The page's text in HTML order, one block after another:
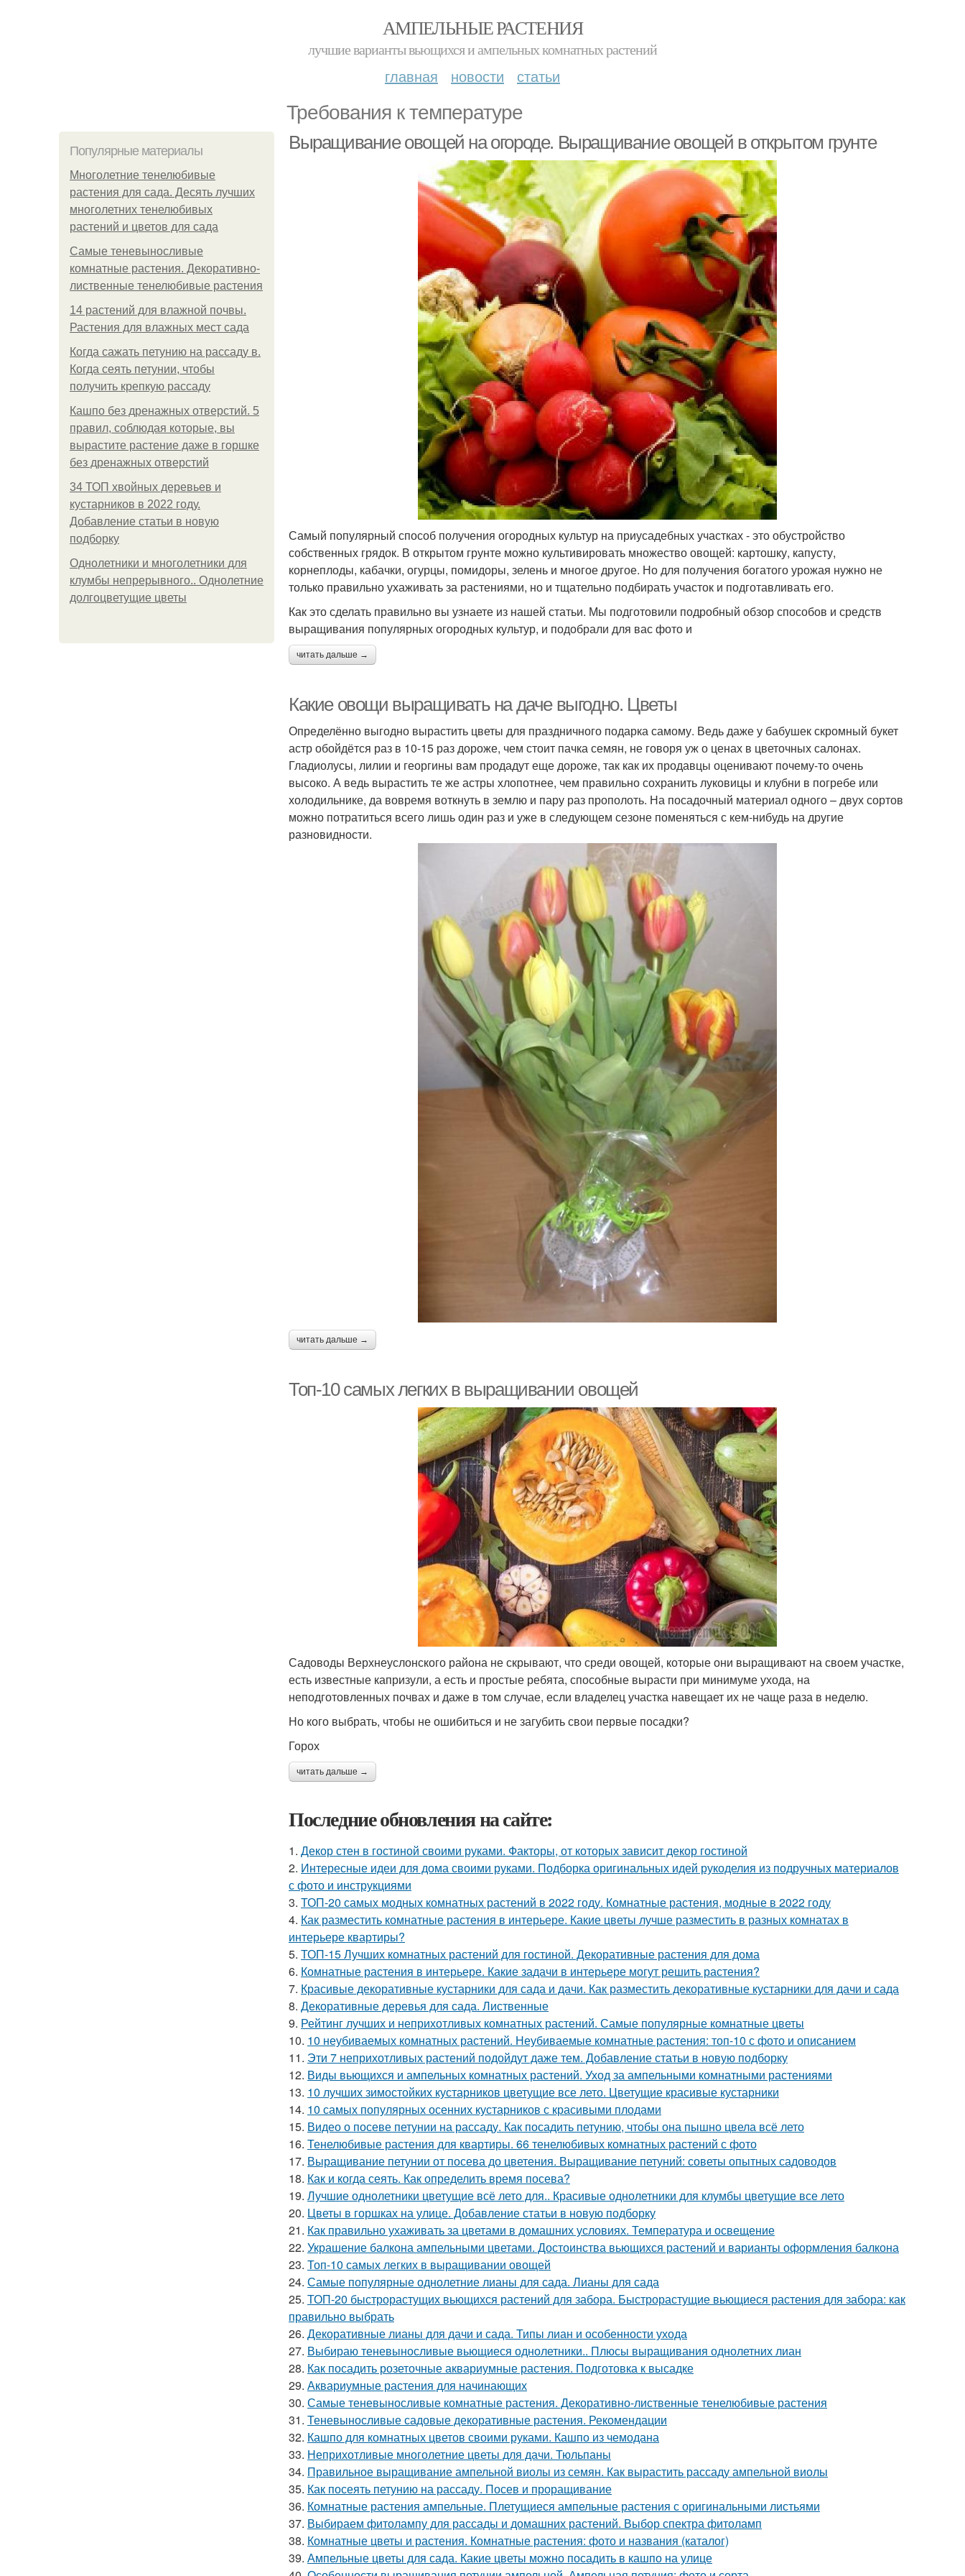
АМПЕЛЬНЫЕ РАСТЕНИЯ
лучшие варианты вьющихся и ампельных комнатных растений
главная новости статьи
Требования к температуре
Популярные материалы
Многолетние тенелюбивые
растения для сада. Десять лучших
многолетних тенелюбивых
растений и цветов для сада
Самые теневыносливые
комнатные растения. Декоративно-
лиственные тенелюбивые растения
14 растений для влажной почвы.
Растения для влажных мест сада
Когда сажать петунию на рассаду в.
Когда сеять петунии, чтобы
получить крепкую рассаду
Кашпо без дренажных отверстий. 5
правил, соблюдая которые, вы
вырастите растение даже в горшке
без дренажных отверстий
34 ТОП хвойных деревьев и
кустарников в 2022 году.
Добавление статьи в новую
подборку
Однолетники и многолетники для
клумбы непрерывного.. Однолетние
долгоцветущие цветы
Выращивание овощей на огороде. Выращивание овощей в открытом грунте
Самый популярный способ получения огородных культур на приусадебных участках - это обустройство
собственных грядок. В открытом грунте можно культивировать множество овощей: картошку, капусту,
корнеплоды, кабачки, огурцы, помидоры, зелень и многое другое. Но для получения богатого урожая нужно не
только правильно ухаживать за растениями, но и тщательно подбирать участок и подготавливать его.
Как это сделать правильно вы узнаете из нашей статьи. Мы подготовили подробный обзор способов и средств
выращивания популярных огородных культур, и подобрали для вас фото и
читать дальше →
Какие овощи выращивать на даче выгодно. Цветы
Определённо выгодно вырастить цветы для праздничного подарка самому. Ведь даже у бабушек скромный букет
астр обойдётся раз в 10-15 раз дороже, чем стоит пачка семян, не говоря уж о ценах в цветочных салонах.
Гладиолусы, лилии и георгины вам продадут еще дороже, так как их продавцы оценивают почему-то очень
высоко. А ведь вырастить те же астры хлопотнее, чем правильно сохранить луковицы и клубни в погребе или
холодильнике, да вовремя воткнуть в землю и пару раз прополоть. На посадочный материал одного – двух сортов
можно потратиться всего лишь один раз и уже в следующем сезоне поменяться с кем-нибудь на другие
разновидности.
читать дальше →
Топ-10 самых легких в выращивании овощей
Садоводы Верхнеуслонского района не скрывают, что среди овощей, которые они выращивают на своем участке,
есть известные капризули, а есть и простые ребята, способные вырасти при минимуме ухода, на
неподготовленных почвах и даже в том случае, если владелец участка навещает их не чаще раза в неделю.
Но кого выбрать, чтобы не ошибиться и не загубить свои первые посадки?
Горох
читать дальше →
Последние обновления на сайте:
1. Декор стен в гостиной своими руками. Факторы, от которых зависит декор гостиной
2. Интересные идеи для дома своими руками. Подборка оригинальных идей рукоделия из подручных материалов
с фото и инструкциями
3. ТОП-20 самых модных комнатных растений в 2022 году. Комнатные растения, модные в 2022 году
4. Как разместить комнатные растения в интерьере. Какие цветы лучше разместить в разных комнатах в
интерьере квартиры?
5. ТОП-15 Лучших комнатных растений для гостиной. Декоративные растения для дома
6. Комнатные растения в интерьере. Какие задачи в интерьере могут решить растения?
7. Красивые декоративные кустарники для сада и дачи. Как разместить декоративные кустарники для дачи и сада
8. Декоративные деревья для сада. Лиственные
9. Рейтинг лучших и неприхотливых комнатных растений. Самые популярные комнатные цветы
10. 10 неубиваемых комнатных растений. Неубиваемые комнатные растения: топ-10 с фото и описанием
11. Эти 7 неприхотливых растений подойдут даже тем. Добавление статьи в новую подборку
12. Виды вьющихся и ампельных комнатных растений. Уход за ампельными комнатными растениями
13. 10 лучших зимостойких кустарников цветущие все лето. Цветущие красивые кустарники
14. 10 самых популярных осенних кустарников с красивыми плодами
15. Видео о посеве петунии на рассаду. Как посадить петунию, чтобы она пышно цвела всё лето
16. Тенелюбивые растения для квартиры. 66 тенелюбивых комнатных растений с фото
17. Выращивание петунии от посева до цветения. Выращивание петуний: советы опытных садоводов
18. Как и когда сеять. Как определить время посева?
19. Лучшие однолетники цветущие всё лето для.. Красивые однолетники для клумбы цветущие все лето
20. Цветы в горшках на улице. Добавление статьи в новую подборку
21. Как правильно ухаживать за цветами в домашних условиях. Температура и освещение
22. Украшение балкона ампельными цветами. Достоинства вьющихся растений и варианты оформления балкона
23. Топ-10 самых легких в выращивании овощей
24. Самые популярные однолетние лианы для сада. Лианы для сада
25. ТОП-20 быстрорастущих вьющихся растений для забора. Быстрорастущие вьющиеся растения для забора: как
правильно выбрать
26. Декоративные лианы для дачи и сада. Типы лиан и особенности ухода
27. Выбираю теневыносливые вьющиеся однолетники.. Плюсы выращивания однолетних лиан
28. Как посадить розеточные аквариумные растения. Подготовка к высадке
29. Аквариумные растения для начинающих
30. Самые теневыносливые комнатные растения. Декоративно-лиственные тенелюбивые растения
31. Теневыносливые садовые декоративные растения. Рекомендации
32. Кашпо для комнатных цветов своими руками. Кашпо из чемодана
33. Неприхотливые многолетние цветы для дачи. Тюльпаны
34. Правильное выращивание ампельной виолы из семян. Как вырастить рассаду ампельной виолы
35. Как посеять петунию на рассаду. Посев и проращивание
36. Комнатные растения ампельные. Плетущиеся ампельные растения с оригинальными листьями
37. Выбираем фитолампу для рассады и домашних растений. Выбор спектра фитоламп
38. Комнатные цветы и растения. Комнатные растения: фото и названия (каталог)
39. Ампельные цветы для сада. Какие цветы можно посадить в кашпо на улице